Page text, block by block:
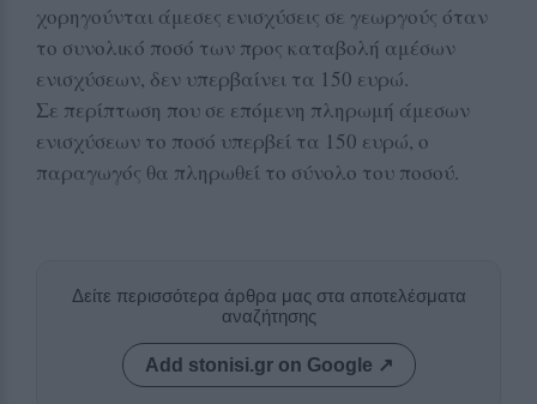
χορηγούνται άμεσες ενισχύσεις σε γεωργούς όταν
το συνολικό ποσό των προς καταβολή αμέσων
ενισχύσεων, δεν υπερβαίνει τα 150 ευρώ.
Σε περίπτωση που σε επόμενη πληρωμή άμεσων
ενισχύσεων το ποσό υπερβεί τα 150 ευρώ, ο
παραγωγός θα πληρωθεί το σύνολο του ποσού.
Δείτε περισσότερα άρθρα μας στα αποτελέσματα
αναζήτησης
Add stonisi.gr on Google ↗